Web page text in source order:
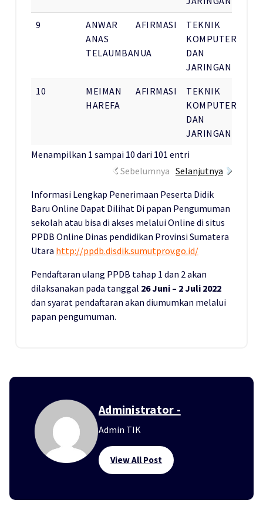
9
ANWAR
ANAS
TELAUMBANUA
AFIRMASI
TEKNIK
KOMPUTER
DAN
JARINGAN
10
MEIMAN
HAREFA
AFIRMASI
TEKNIK
KOMPUTER
DAN
JARINGAN
Menampilkan 1 sampai 10 dari 101 entri
Sebelumnya Selanjutnya
Informasi Lengkap Penerimaan Peserta Didik
Baru Online Dapat Dilihat Di papan Pengumuman
sekolah atau bisa di akses melalui Online di situs
PPDB Online Dinas pendidikan Provinsi Sumatera
Utara http://ppdb.disdik.sumutprov.go.id/
Pendaftaran ulang PPDB tahap 1 dan 2 akan
dilaksanakan pada tanggal 26 Juni – 2 Juli 2022
dan syarat pendaftaran akan diumumkan melalui
papan pengumuman.
Administrator -
Admin TIK
View All Post